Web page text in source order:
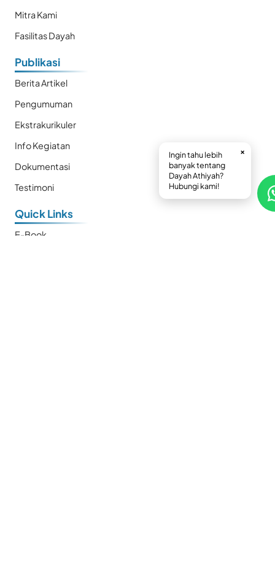
Mitra Kami
Fasilitas Dayah
Publikasi
Berita Artikel
Pengumuman
Ekstrakurikuler
Info Kegiatan
Dokumentasi
Testimoni
Quick Links
E-Book
Ingin tahu lebih
banyak tentang
Dayah Athiyah?
Hubungi kami!
×